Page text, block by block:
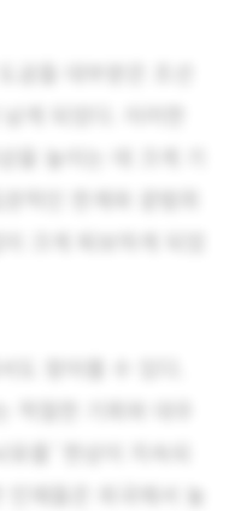
공들 대부분은 조선
을 높이는 데 크게 기
크게 퇴보하게 되었
도 찾아볼 수 있다.
적절한 기회와 대우
출’ 현상이 지속되
인재들은 외국에서 높